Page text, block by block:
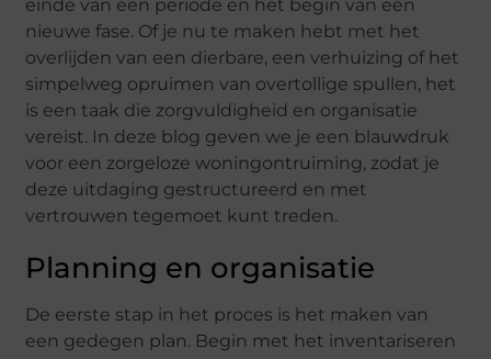
einde van een periode en het begin van een
nieuwe fase. Of je nu te maken hebt met het
overlijden van een dierbare, een verhuizing of het
simpelweg opruimen van overtollige spullen, het
is een taak die zorgvuldigheid en organisatie
vereist. In deze blog geven we je een blauwdruk
voor een zorgeloze woningontruiming, zodat je
deze uitdaging gestructureerd en met
vertrouwen tegemoet kunt treden.
Planning en organisatie
De eerste stap in het proces is het maken van
een gedegen plan. Begin met het inventariseren